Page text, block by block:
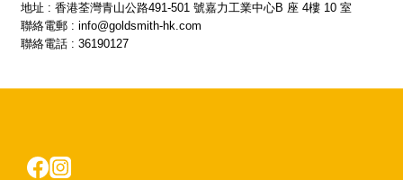
地址 : 香港荃灣青山公路491-501 號嘉力工業中心B 座 4樓 10 室
聯絡電郵 : info@goldsmith-hk.com
聯絡電話 : 36190127